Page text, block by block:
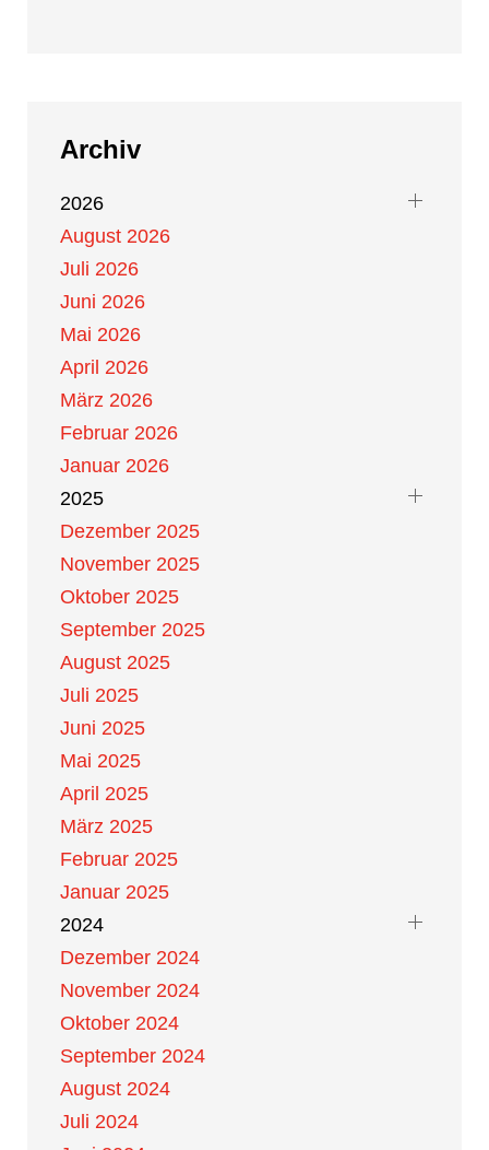
Archiv
2026
August 2026
Juli 2026
Juni 2026
Mai 2026
April 2026
März 2026
Februar 2026
Januar 2026
2025
Dezember 2025
November 2025
Oktober 2025
September 2025
August 2025
Juli 2025
Juni 2025
Mai 2025
April 2025
März 2025
Februar 2025
Januar 2025
2024
Dezember 2024
November 2024
Oktober 2024
September 2024
August 2024
Juli 2024